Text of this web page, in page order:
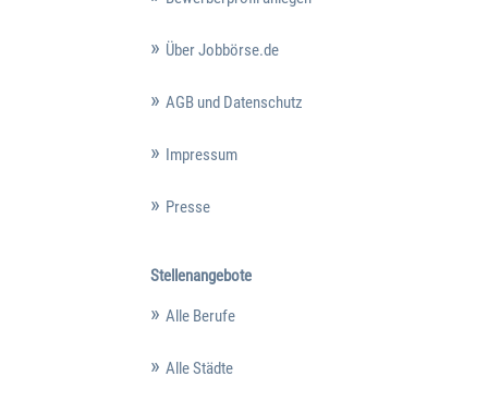
Über Jobbörse.de
AGB und Datenschutz
Impressum
Presse
Stellenangebote
Alle Berufe
Alle Städte